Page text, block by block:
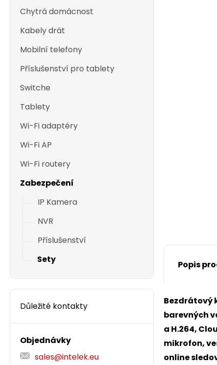
Chytrá domácnost
Kabely drát
Mobilní telefony
Příslušenství pro tablety
Switche
Tablety
Wi-Fi adaptéry
Wi-Fi AP
Wi-Fi routery
Zabezpečení
IP Kamera
NVR
Příslušenství
Sety
Důležité kontakty
Objednávky
sales@intelek.eu
Popis
Bezdrátový
barevných
a H.264,
mikrofon,
online